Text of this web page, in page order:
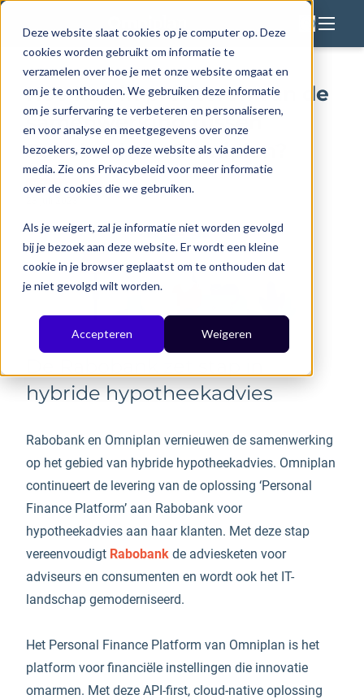
Deze website slaat cookies op je computer op. Deze
cookies worden gebruikt om informatie te
verzamelen over hoe je met onze website omgaat en
om je te onthouden. We gebruiken deze informatie
om je surfervaring te verbeteren en personaliseren,
en voor analyse en meetgegevens over onze
bezoekers, zowel op deze website als via andere
media. Zie ons Privacybeleid voor meer informatie
over de cookies die we gebruiken.
Als je weigert, zal je informatie niet worden gevolgd
bij je bezoek aan deze website. Er wordt een kleine
cookie in je browser geplaatst om te onthouden dat
je niet gevolgd wilt worden.
Accepteren Weigeren
Oplossingen
Voor wie
Expertises
Resources
Over ons
Back to Website
Hoe kan ik profiteren van de
samenwerking tussen
Rabobank en Omniplan?
Referenties
hybride hypotheekadvies
Rabobank en Omniplan vernieuwen de samenwerking
op het gebied van hybride hypotheekadvies. Omniplan
continueert de levering van de oplossing ‘Personal
Finance Platform’ aan Rabobank voor
hypotheekadvies aan haar klanten. Met deze stap
vereenvoudigt Rabobank de adviesketen voor
adviseurs en consumenten en wordt ook het IT-
landschap gemoderniseerd.
Het Personal Finance Platform van Omniplan is het
platform voor financiële instellingen die innovatie
omarmen. Met deze API-first, cloud-native oplossing